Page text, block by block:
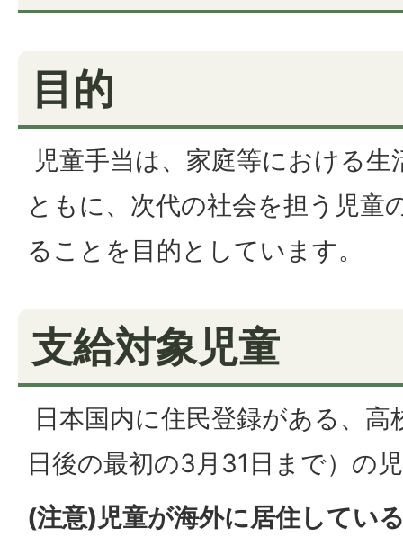
目的
児童手当は、家庭等における
ともに、次代の社会を担う児童
ることを目的としています。
支給対象児童
日本国内に住民登録がある、高
日後の最初の3月31日まで）の
(注意)児童が海外に居住してい